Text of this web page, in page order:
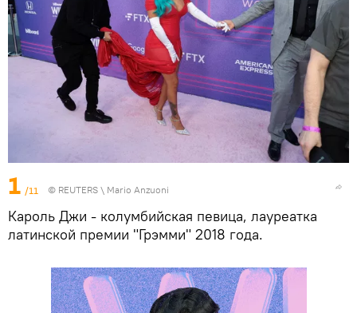
1 /11 © REUTERS \ Mario Anzuoni
Кароль Джи - колумбийская певица, лауреатка
латинской премии "Грэмми" 2018 года.